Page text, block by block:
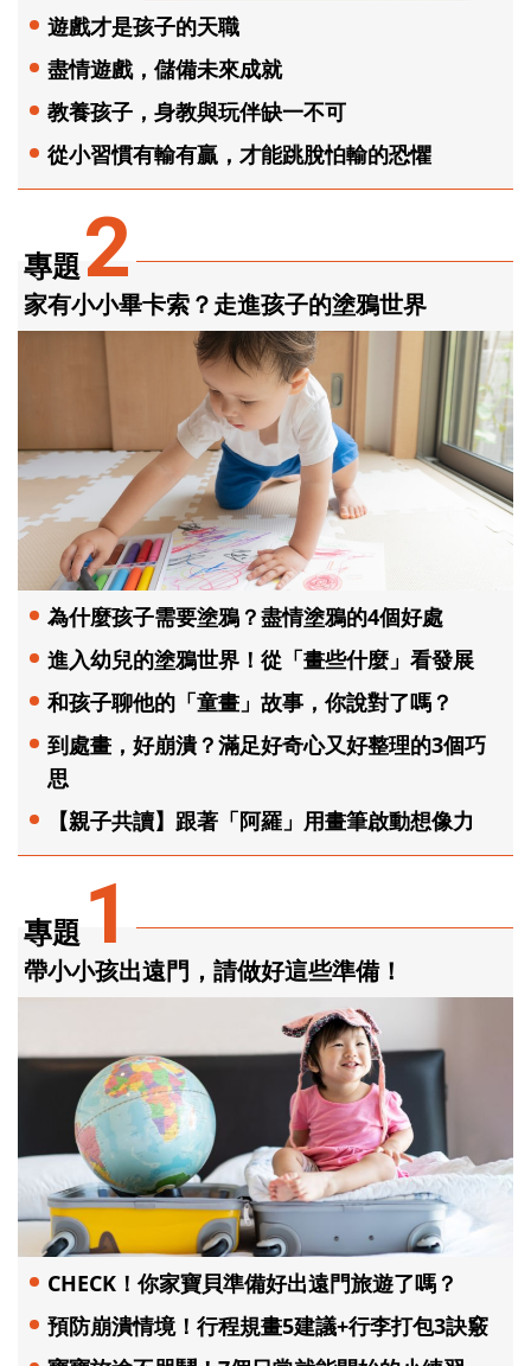
專題 1
帶小小孩出遠門，請做好這些準備！
CHECK！你家寶貝準備好出遠門旅遊了嗎？
預防崩潰情境！行程規畫5建議+行李打包3訣竅
專題2
家有小小畢卡索？走進孩子的塗鴉世界
為什麼孩子需要塗鴉？盡情塗鴉的4個好處
進入幼兒的塗鴉世界！從「畫些什麼」看發展
和孩子聊他的「童畫」故事，你說對了嗎？
到處畫，好崩潰？滿足好奇心又好整理的3個巧
思
【親子共讀】跟著「阿羅」用畫筆啟動想像力
遊戲才是孩子的天職
盡情遊戲，儲備未來成就
教養孩子，身教與玩伴缺一不可
從小習慣有輸有贏，才能跳脫怕輸的恐懼